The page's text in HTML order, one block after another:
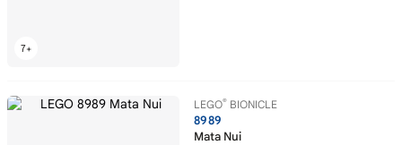
LEGO® BIONICLE
8989
Mata Nui